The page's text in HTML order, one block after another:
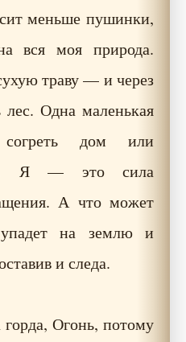
меньше пушинки,
вся моя природа.
траву — и через
лес. Одна маленькая
дом или
Я — это сила
А что может
на землю и
и следа.
Огонь, потому